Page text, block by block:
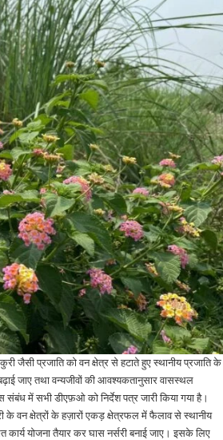
जैसी प्रजाति को वन क्षेत्र से हटाते हुए स्थानीय प्रजाति के
जाए तथा वन्यजीवों की आवश्यकतानुसार वासस्थल
में सभी डीएफ़ओ को निर्देश पत्र जारी किया गया है।
के वन क्षेत्रों के हज़ारों एकड़ क्षेत्रफल में फैलाव से स्थानीय
कार्य योजना तैयार कर घास नर्सरी बनाई जाए। इसके लिए